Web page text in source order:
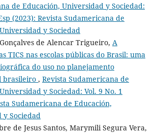
de Educación, Universidad y Sociedad:
(2023): Revista Sudamericana de
y Sociedad
de Alencar Trigueiro, A
TICS nas escolas públicas do Brasil: uma
do uso no planejamento
brasileiro , Revista Sudamericana de
y Sociedad: Vol. 9 No. 1
Sudamericana de Educación,
Sociedad
de Jesus Santos, Marymili Segura Vera,